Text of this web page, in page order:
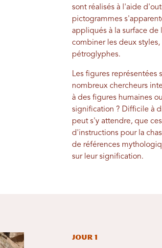
sont réalisés à l'aide
pictogrammes
appliqués à la surface
combiner les deux
pétroglyphes.
Les figures représentées
nombreux chercheurs
à des figures humaines
signification ? Difficile à
peut s'y attendre, que
d'instructions pour la
de références
sur leur signification.
Jour 1